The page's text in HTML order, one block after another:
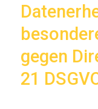
gegen
21